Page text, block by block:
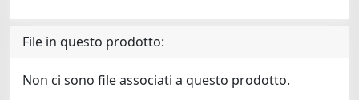
File in questo prodotto:
Non ci sono file associati a questo prodotto.